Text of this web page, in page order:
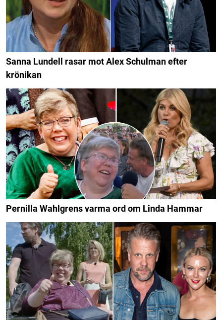
Sanna Lundell rasar mot Alex Schulman efter
krönikan
Pernilla Wahlgrens varma ord om Linda Hammar